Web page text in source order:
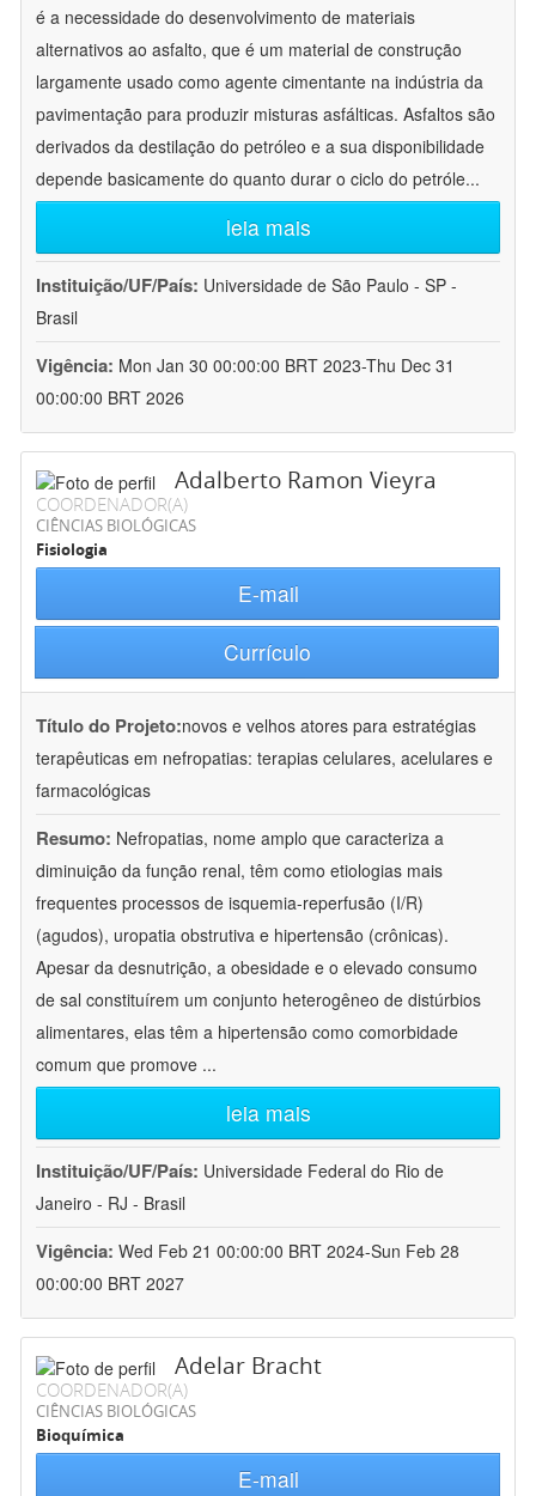
é a necessidade do desenvolvimento de materiais
alternativos ao asfalto, que é um material de construção
largamente usado como agente cimentante na indústria da
pavimentação para produzir misturas asfálticas. Asfaltos são
derivados da destilação do petróleo e a sua disponibilidade
depende basicamente do quanto durar o ciclo do petróle...
leia mais
Instituição/UF/País: Universidade de São Paulo - SP -
Brasil
Vigência: Mon Jan 30 00:00:00 BRT 2023-Thu Dec 31
00:00:00 BRT 2026
Adalberto Ramon Vieyra
COORDENADOR(A)
CIÊNCIAS BIOLÓGICAS
Fisiologia
E-mail
Currículo
Título do Projeto:novos e velhos atores para estratégias
terapêuticas em nefropatias: terapias celulares, acelulares e
farmacológicas
Resumo: Nefropatias, nome amplo que caracteriza a
diminuição da função renal, têm como etiologias mais
frequentes processos de isquemia-reperfusão (I/R)
(agudos), uropatia obstrutiva e hipertensão (crônicas).
Apesar da desnutrição, a obesidade e o elevado consumo
de sal constituírem um conjunto heterogêneo de distúrbios
alimentares, elas têm a hipertensão como comorbidade
comum que promove ...
leia mais
Instituição/UF/País: Universidade Federal do Rio de
Janeiro - RJ - Brasil
Vigência: Wed Feb 21 00:00:00 BRT 2024-Sun Feb 28
00:00:00 BRT 2027
Adelar Bracht
COORDENADOR(A)
CIÊNCIAS BIOLÓGICAS
Bioquímica
E-mail